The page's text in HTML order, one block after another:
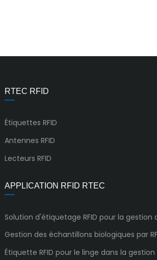
RTEC RFID
Étiquettes RFID
Antennes RFID
Lecteurs RFID
APPLICATION RFID RTEC
Solution d'étiquetage RFID pour la gestion
Gestion des échantillons biologiques par
Étiquette RFID pour le linge dans la